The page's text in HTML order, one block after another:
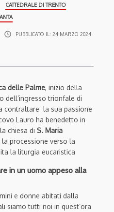
CATTEDRALE DI TRENTO
access_time PUBBLICATO IL: 24 MARZO 2024
delle Palme, inizio della
dell’ingresso trionfale di
contraltare la sua passione
Lauro ha benedetto in
chiesa di S. Maria
processione verso la
la liturgia eucaristica
in un uomo appeso alla
e donne abitati dalla
siamo tutti noi in quest’ora